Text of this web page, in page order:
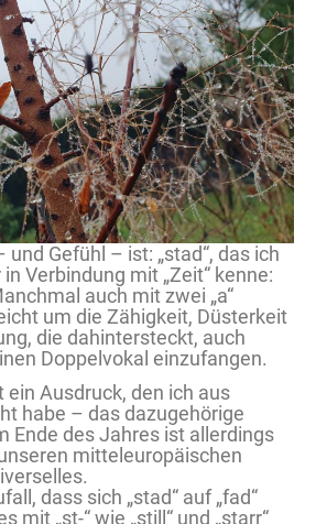
und Gefühl – ist: „stad“, das ich
Verbindung mit „Zeit“ kenne:
auch mit zwei „a“
um die Zähigkeit, Düsterkeit
die dahintersteckt, auch
Doppelvokal einzufangen.
ein Ausdruck, den ich aus
habe – das dazugehörige
Ende des Jahres ist allerdings
mitteleuropäischen
dass sich „stad“ auf „fad“
mit „st-“ wie „still“ und „starr“